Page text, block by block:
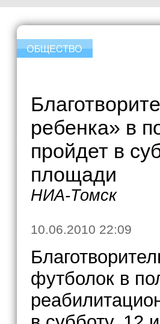
ребенка» в
пройдет в
площади
НИА-Томск
10.06.2010 22:09
футболок в